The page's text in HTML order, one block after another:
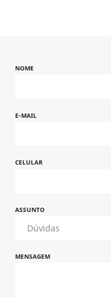
NOME
E-MAIL
CELULAR
ASSUNTO
MENSAGEM